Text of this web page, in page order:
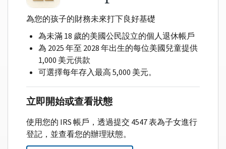
為您的孩子的財務未來打下良好基礎
為未滿 18 歲的美國公民設立的個人退休帳戶
為 2025 年至 2028 年出生的每位美國兒童提供
1,000 美元供款
可選擇每年存入最高 5,000 美元。
立即開始或查看狀態
使用您的 IRS 帳戶，透過提交 4547 表為子女進行
登記，並查看您的辦理狀態。